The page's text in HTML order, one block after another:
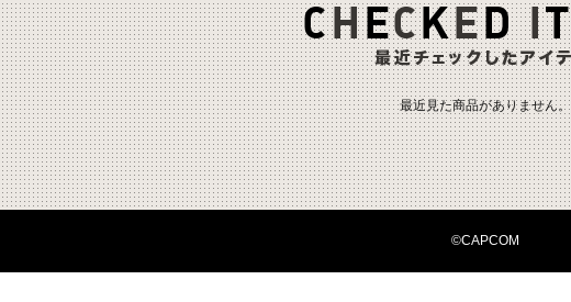
最近見た商品がありません。
©CAPCOM